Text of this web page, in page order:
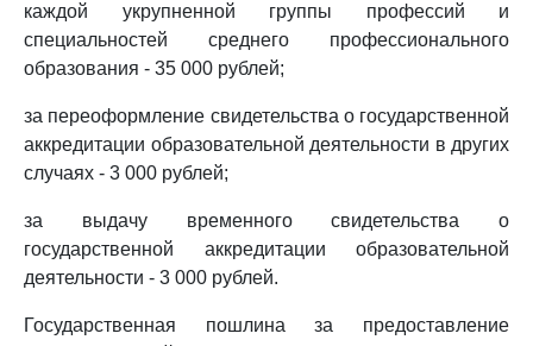
каждой укрупненной группы профессий и
специальностей среднего профессионального
образования - 35 000 рублей;
за переоформление свидетельства о государственной
аккредитации образовательной деятельности в других
случаях - 3 000 рублей;
за выдачу временного свидетельства о
государственной аккредитации образовательной
деятельности - 3 000 рублей.
Государственная пошлина за предоставление